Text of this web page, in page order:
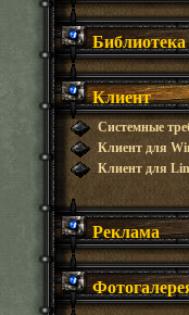
Библиотека
Клиент
Системные
Клиент для
Клиент для
Реклама